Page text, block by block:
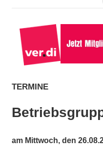
TERMINE
am Mittwoch, den